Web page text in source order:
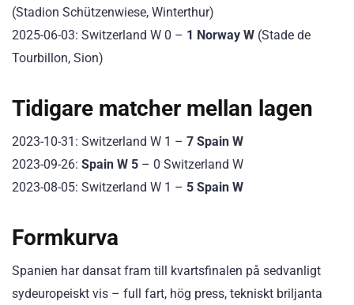
(Stadion Schützenwiese, Winterthur)
2025-06-03: Switzerland W 0 – 1 Norway W (Stade de
Tourbillon, Sion)
Tidigare matcher mellan lagen
2023-10-31: Switzerland W 1 – 7 Spain W
2023-09-26: Spain W 5 – 0 Switzerland W
2023-08-05: Switzerland W 1 – 5 Spain W
Formkurva
Spanien har dansat fram till kvartsfinalen på sedvanligt
sydeuropeiskt vis – full fart, hög press, tekniskt briljanta